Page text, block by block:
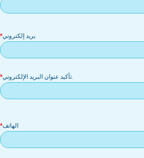
بريد إلكتروني
.تأكيد عنوان البريد الإلكتروني
الهاتف